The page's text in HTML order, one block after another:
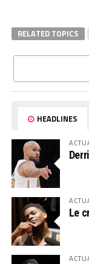
RELATED TOPICS
HEADLINES
Le